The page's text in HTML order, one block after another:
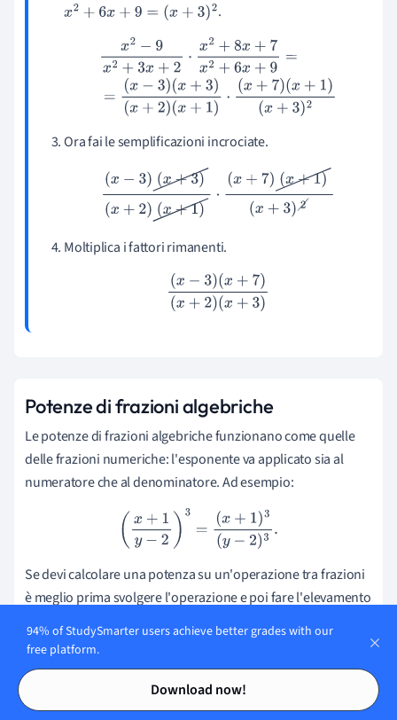
Contents
Contents
x2+6x +9= (x+ 3) 2
.
2+3 x+2⋅x +7x2+6 x+9 == (x
(x+ 1) +7) (x+ 1)(x +3 )2
Ora fai le semplificazioni incrociate.
(x −3 )(x +3)(x+2)(x ⋅(x+7) (x+ 1)(x+3)2
Moltiplica i fattori rimanenti.
x−3 )(x +7)(x+ 2)( x+3
Potenze di frazioni algebriche
Le potenze di frazioni algebriche funzionano come quelle
delle frazioni numeriche: l'esponente va applicato sia al
numeratore che al denominatore. Ad esempio:
(x+1y −2 )3= )3( y−2)3.
Se devi calcolare una potenza su un'operazione tra frazioni
è meglio prima svolgere l'operazione e poi fare l'elevamento
attenzione a sviluppare la potenza: se devi fare altre
operazioni può essere meglio tenere la potenza così com'è,
in modo da poterla semplificare nei passaggi successivi.
94% of StudySmarter users achieve better grades with our
free platform.
Download now!